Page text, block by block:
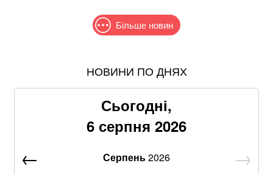
Більше новин
Знищені печі, склади та роки роботи: що
Без води не вижити: Шмигаль розкрив, куди планує
Не лишилось ні стін, ні одягу: балістика РФ знищила
НОВИНИ ПО ДНЯХ
Сьогодні,
6 серпня 2026
Серпень2026